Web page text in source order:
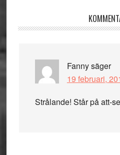
Läsarkommentarer
Fannysäger
19 februari,
Strålande! Står på att-